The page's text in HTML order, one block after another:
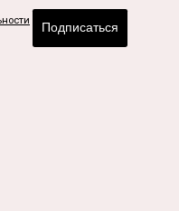
Подписаться